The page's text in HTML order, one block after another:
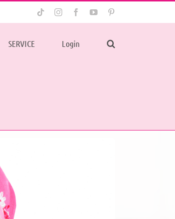
TiktokInstagramFacebookYouTube
SERVICE Login